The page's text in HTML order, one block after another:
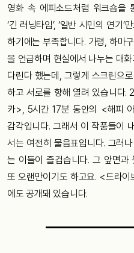
영화 속 에피소드처럼 워크숍을
‘긴 러닝타임’, ‘일반 시민의 연기
하기에는 부족합니다. 가령, 하마
을 언급하며 현실에서 나누는 대
다린다 했는데, 그렇게 스크린으
하고 서로를 향해 열려 있습니다.
카>, 5시간 17분 동안의 <해피
감각입니다. 그래서 이 작품들이
서는 여전히 물음표입니다. 그러
는 이들이 즐겁습니다. 그 앞면과
또 오랜만이기도 하고요. <드라
에도 공개돼 있습니다.